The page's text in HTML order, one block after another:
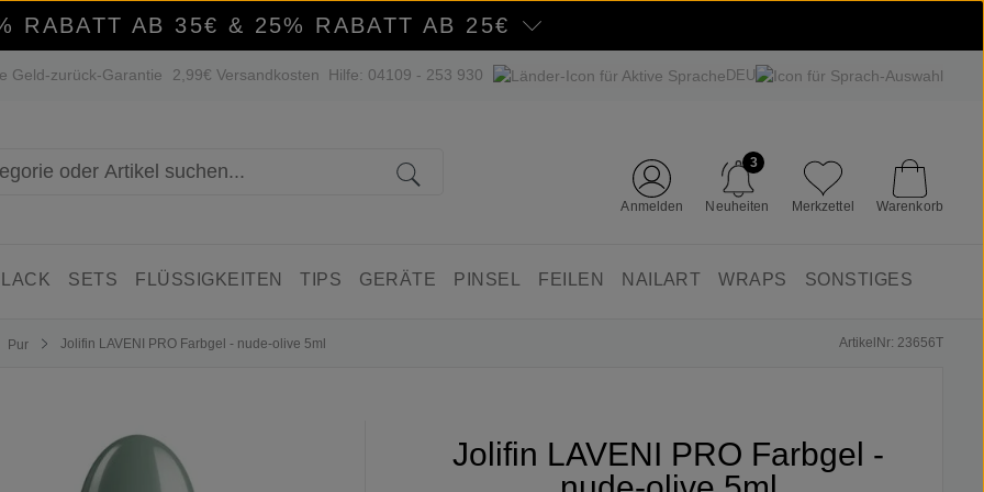
RABATT AB 35€ & 25% RABATT AB 25€
Geld-zurück-Garantie 2,99€ Versandkosten Hilfe: 04109 - 253 930 DEU
Anmelden Neuheiten
3
Merkzettel Warenkorb
SETS FLÜSSIGKEITEN TIPS GERÄTE PINSEL FEILEN NAILART WRAPS SONSTIGES
Pur Jolifin LAVENI PRO Farbgel - nude-olive 5ml ArtikelNr: 23656T
Jolifin LAVENI PRO Farbgel -